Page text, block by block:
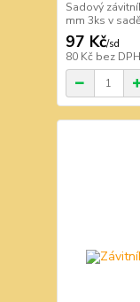
Sadový
mm 3ks v
97 Kč/sd
80 Kč bez DPH